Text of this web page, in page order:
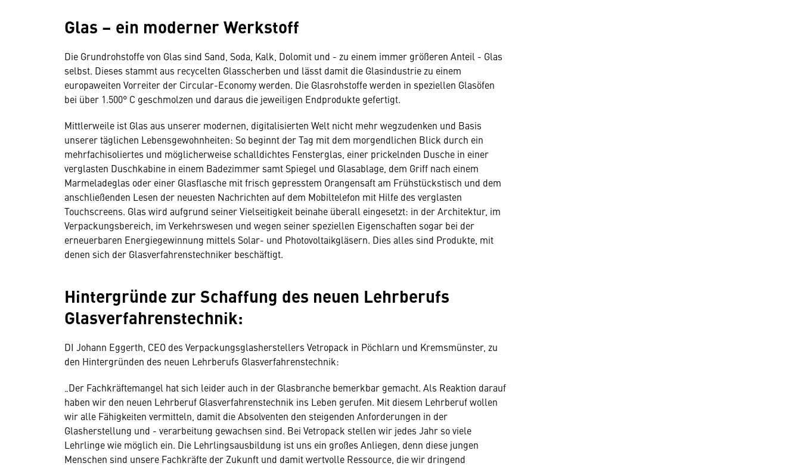
Glas – ein moderner Werkstoff
Die Grundrohstoffe von Glas sind Sand, Soda, Kalk, Dolomit und - zu einem immer größeren Anteil - Glas
selbst. Dieses stammt aus recycelten Glasscherben und lässt damit die Glasindustrie zu einem
europaweiten Vorreiter der Circular-Economy werden. Die Glasrohstoffe werden in speziellen Glasöfen
bei über 1.500° C geschmolzen und daraus die jeweiligen Endprodukte gefertigt.
Mittlerweile ist Glas aus unserer modernen, digitalisierten Welt nicht mehr wegzudenken und Basis
unserer täglichen Lebensgewohnheiten: So beginnt der Tag mit dem morgendlichen Blick durch ein
mehrfachisoliertes und möglicherweise schalldichtes Fensterglas, einer prickelnden Dusche in einer
verglasten Duschkabine in einem Badezimmer samt Spiegel und Glasablage, dem Griff nach einem
Marmeladeglas oder einer Glasflasche mit frisch gepresstem Orangensaft am Frühstückstisch und dem
anschließenden Lesen der neuesten Nachrichten auf dem Mobiltelefon mit Hilfe des verglasten
Touchscreens. Glas wird aufgrund seiner Vielseitigkeit beinahe überall eingesetzt: in der Architektur, im
Verpackungsbereich, im Verkehrswesen und wegen seiner speziellen Eigenschaften sogar bei der
erneuerbaren Energiegewinnung mittels Solar- und Photovoltaikgläsern. Dies alles sind Produkte, mit
denen sich der Glasverfahrenstechniker beschäftigt.
Hintergründe zur Schaffung des neuen Lehrberufs
Glasverfahrenstechnik:
DI Johann Eggerth, CEO des Verpackungsglasherstellers Vetropack in Pöchlarn und Kremsmünster, zu
den Hintergründen des neuen Lehrberufs Glasverfahrenstechnik:
„Der Fachkräftemangel hat sich leider auch in der Glasbranche bemerkbar gemacht. Als Reaktion darauf
haben wir den neuen Lehrberuf Glasverfahrenstechnik ins Leben gerufen. Mit diesem Lehrberuf wollen
wir alle Fähigkeiten vermitteln, damit die Absolventen den steigenden Anforderungen in der
Glasherstellung und - verarbeitung gewachsen sind. Bei Vetropack stellen wir jedes Jahr so viele
Lehrlinge wie möglich ein. Die Lehrlingsausbildung ist uns ein großes Anliegen, denn diese jungen
Menschen sind unsere Fachkräfte der Zukunft und damit wertvolle Ressource, die wir dringend